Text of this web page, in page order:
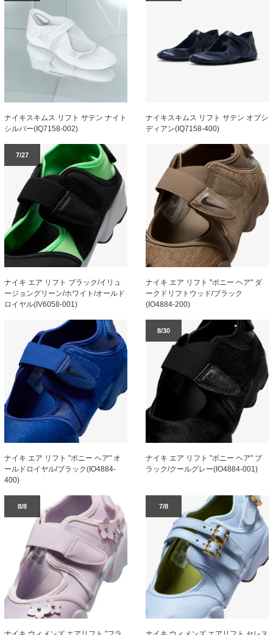
ナイキスキムス リフト サテン ナイト
シルバー(IQ7158-002)
ナイキスキムス リフト サテン オブシ
ディアン(IQ7158-400)
7/27
ナイキ エア リフト ブラック/イリュ
ージョングリーン/ホワイト/オールド
ロイヤル(IV6058-001)
ナイキ エア リフト "ポニー ヘア" ダ
ークドリフトウッド/ブラック
(IO4884-200)
ナイキ エア リフト "ポニー ヘア" オ
ールドロイヤル/ブラック(IO4884-
400)
8/30
ナイキ エア リフト "ポニー ヘア" ブ
ラック/クールグレー(IO4884-001)
8/8 7/8